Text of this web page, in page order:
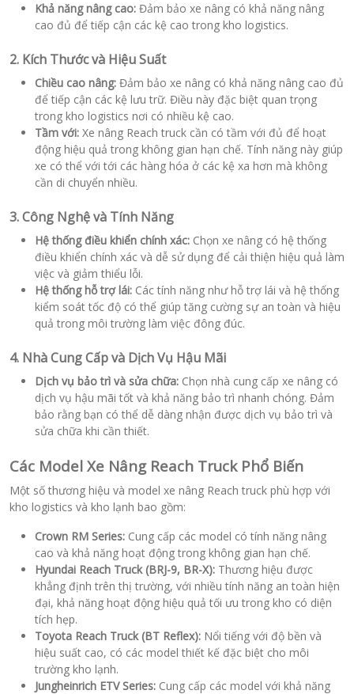
Khả năng nâng cao: Đảm bảo xe nâng có khả năng nâng
cao đủ để tiếp cận các kệ cao trong kho logistics.
2. Kích Thước và Hiệu Suất
Chiều cao nâng: Đảm bảo xe nâng có khả năng nâng cao đủ
để tiếp cận các kệ lưu trữ. Điều này đặc biệt quan trọng
trong kho logistics nơi có nhiều kệ cao.
Tầm với: Xe nâng Reach truck cần có tầm với đủ để hoạt
động hiệu quả trong không gian hạn chế. Tính năng này giúp
xe có thể với tới các hàng hóa ở các kệ xa hơn mà không
cần di chuyển nhiều.
3. Công Nghệ và Tính Năng
Hệ thống điều khiển chính xác: Chọn xe nâng có hệ thống
điều khiển chính xác và dễ sử dụng để cải thiện hiệu quả làm
việc và giảm thiểu lỗi.
Hệ thống hỗ trợ lái: Các tính năng như hỗ trợ lái và hệ thống
kiểm soát tốc độ có thể giúp tăng cường sự an toàn và hiệu
quả trong môi trường làm việc đông đúc.
4. Nhà Cung Cấp và Dịch Vụ Hậu Mãi
Dịch vụ bảo trì và sửa chữa: Chọn nhà cung cấp xe nâng có
dịch vụ hậu mãi tốt và khả năng bảo trì nhanh chóng. Đảm
bảo rằng bạn có thể dễ dàng nhận được dịch vụ bảo trì và
sửa chữa khi cần thiết.
Các Model Xe Nâng Reach Truck Phổ Biến
Một số thương hiệu và model xe nâng Reach truck phù hợp với
kho logistics và kho lạnh bao gồm:
Crown RM Series: Cung cấp các model có tính năng nâng
cao và khả năng hoạt động trong không gian hạn chế.
Hyundai Reach Truck (BRJ-9, BR-X): Thương hiệu được
khẳng định trên thị trường, với nhiều tính năng an toàn hiện
đại, khả năng hoạt động hiệu quả tối ưu trong kho có diện
tích hẹp.
Toyota Reach Truck (BT Reflex): Nổi tiếng với độ bền và
hiệu suất cao, có các model thiết kế đặc biệt cho môi
trường kho lạnh.
Jungheinrich ETV Series: Cung cấp các model với khả năng